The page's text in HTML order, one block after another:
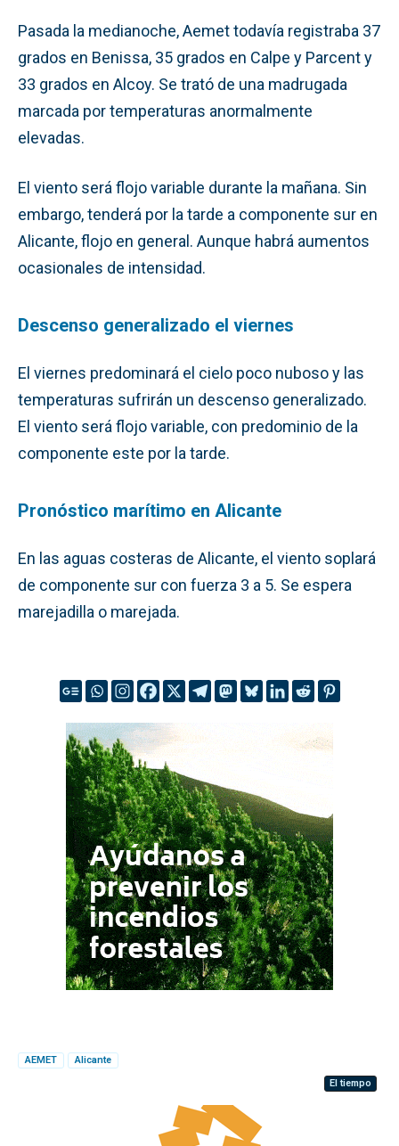
Pasada la medianoche, Aemet todavía registraba 37
grados en Benissa, 35 grados en Calpe y Parcent y
33 grados en Alcoy. Se trató de una madrugada
marcada por temperaturas anormalmente
elevadas.
El viento será flojo variable durante la mañana. Sin
embargo, tenderá por la tarde a componente sur en
Alicante, flojo en general. Aunque habrá aumentos
ocasionales de intensidad.
Descenso generalizado el viernes
El viernes predominará el cielo poco nuboso y las
temperaturas sufrirán un descenso generalizado.
El viento será flojo variable, con predominio de la
componente este por la tarde.
Pronóstico marítimo en Alicante
En las aguas costeras de Alicante, el viento soplará
de componente sur con fuerza 3 a 5. Se espera
marejadilla o marejada.
AEMET
Alicante
El tiempo